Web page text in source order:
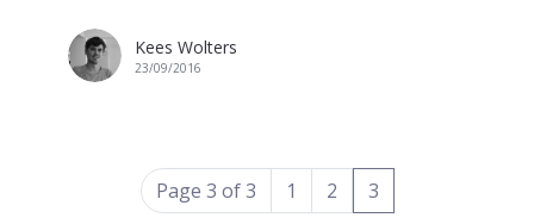
Kees Wolters
23/09/2016
Page 3 of 3 1 2 3(current)